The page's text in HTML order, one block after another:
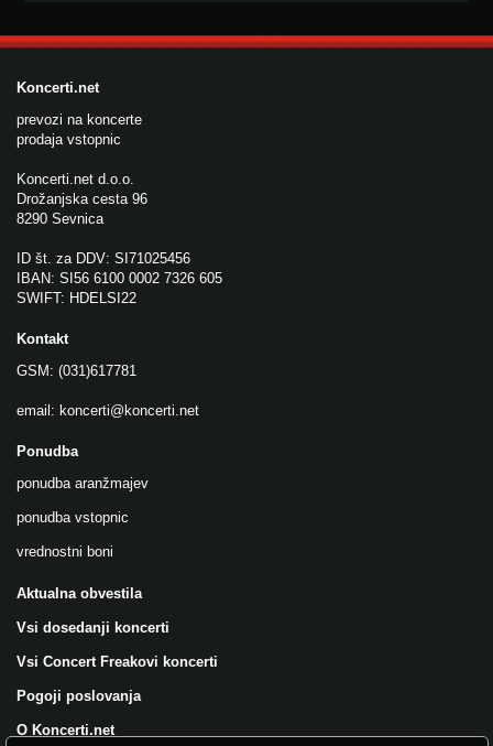
Koncerti.net
prevozi na koncerte
prodaja vstopnic
Koncerti.net d.o.o.
Drožanjska cesta 96
8290 Sevnica
ID št. za DDV: SI71025456
IBAN: SI56 6100 0002 7326 605
SWIFT: HDELSI22
Kontakt
GSM: (031)617781
email: koncerti@koncerti.net
Ponudba
ponudba aranžmajev
ponudba vstopnic
vrednostni boni
Aktualna obvestila
Vsi dosedanji koncerti
Vsi Concert Freakovi koncerti
Pogoji poslovanja
O Koncerti.net